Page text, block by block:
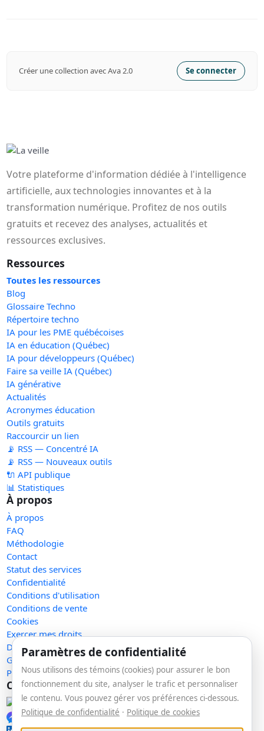
Créer une collection avec Ava 2.0 Se connecter
Votre plateforme d'information dédiée à l'intelligence
artificielle, aux technologies innovantes et à la
transformation numérique. Profitez de nos outils
gratuits et recevez des analyses, actualités et
ressources exclusives.
Ressources
Toutes les ressources
Blog
Glossaire Techno
Répertoire techno
IA pour les PME québécoises
IA en éducation (Québec)
IA pour développeurs (Québec)
Faire sa veille IA (Québec)
IA générative
Actualités
Acronymes éducation
Outils gratuits
Raccourcir un lien
📡 RSS — Concentré IA
📡 RSS — Nouveaux outils
🔌 API publique
📊 Statistiques
À propos
À propos
FAQ
Méthodologie
Contact
Statut des services
Confidentialité
Conditions d'utilisation
Conditions de vente
Cookies
Exercer mes droits
Demande de retrait
Gérer les témoins
Plan du site
Communauté
Facebook
Messenger
Paramètres de confidentialité
Nous utilisons des témoins (cookies) pour assurer le bon
fonctionnement du site, analyser le trafic et personnaliser
le contenu. Vous pouvez gérer vos préférences ci-dessous.
Politique de confidentialité · Politique de cookies